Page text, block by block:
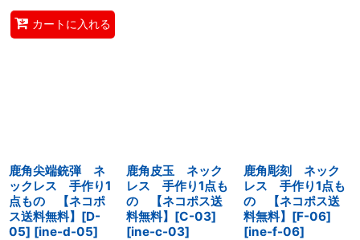
カートに入れる
鹿角尖端銃弾 ネ
ックレス 手作り1
点もの 【ネコポ
ス送料無料】[D-
05] [ine-d-05]
鹿角皮玉 ネック
レス 手作り1点も
の 【ネコポス送
料無料】[C-03]
[ine-c-03]
鹿角彫刻 ネック
レス 手作り1点も
の 【ネコポス送
料無料】[F-06]
[ine-f-06]